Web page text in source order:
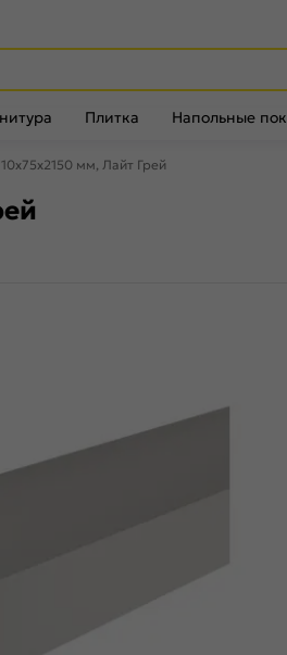
Плитка Напольные
мм, Лайт Грей